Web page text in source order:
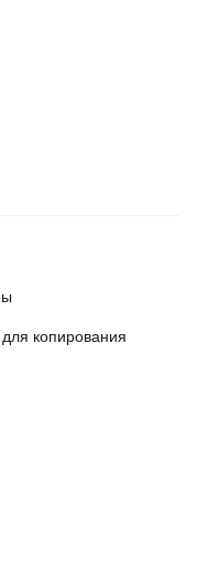
копирования